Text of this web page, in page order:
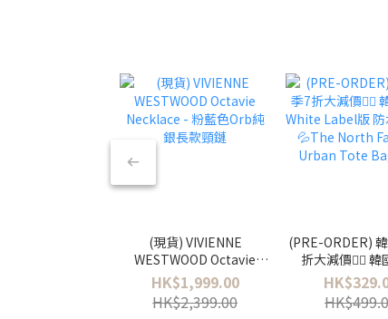
(現貨) VIVIENNE
WESTWOOD Octavie
Necklace - 粉藍色Orb純
銀長款頸鏈
HK$1,999.00
HK$2,399.00
(PRE-ORDER)
折大減價❤️‍🔥 韓
White Label版 防
💦The North
Urban Tote